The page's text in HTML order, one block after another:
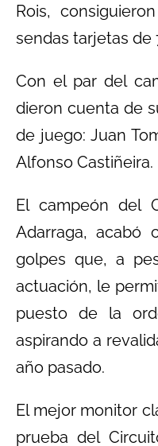
Rois,
sendas tarjetas de
Con el par del
dieron cuenta de
de juego: Juan
Alfonso Castiñeira.
El campeón del
Adarraga, acabó
golpes que, a
actuación, le
puesto de la
aspirando a
año pasado.
El mejor monitor
prueba del